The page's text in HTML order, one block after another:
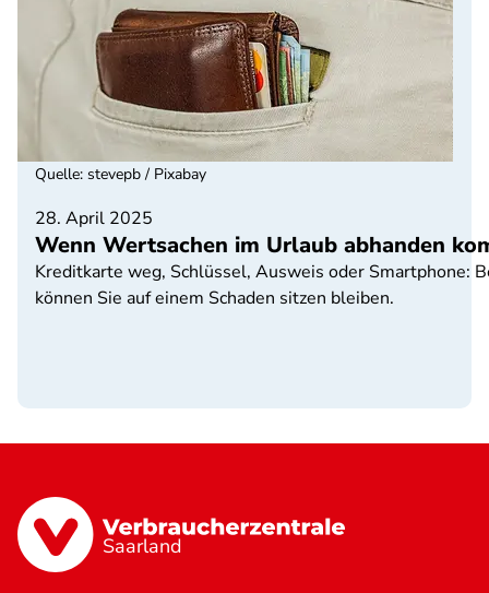
28. April 2025
Wenn Wertsachen im Urlaub abhanden
Kreditkarte weg, Schlüssel, Ausweis oder Smartphone:
können Sie auf einem Schaden sitzen bleiben.
Quelle: stevepb / Pixabay
Saarland